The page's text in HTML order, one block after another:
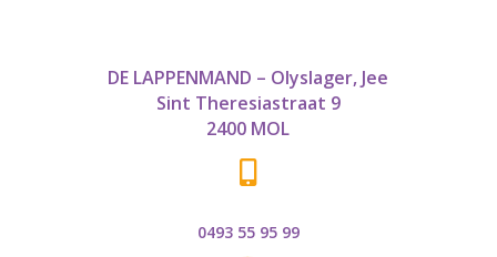
DE LAPPENMAND – Olyslager, Jee
Sint Theresiastraat 9
2400 MOL
0493 55 95 99